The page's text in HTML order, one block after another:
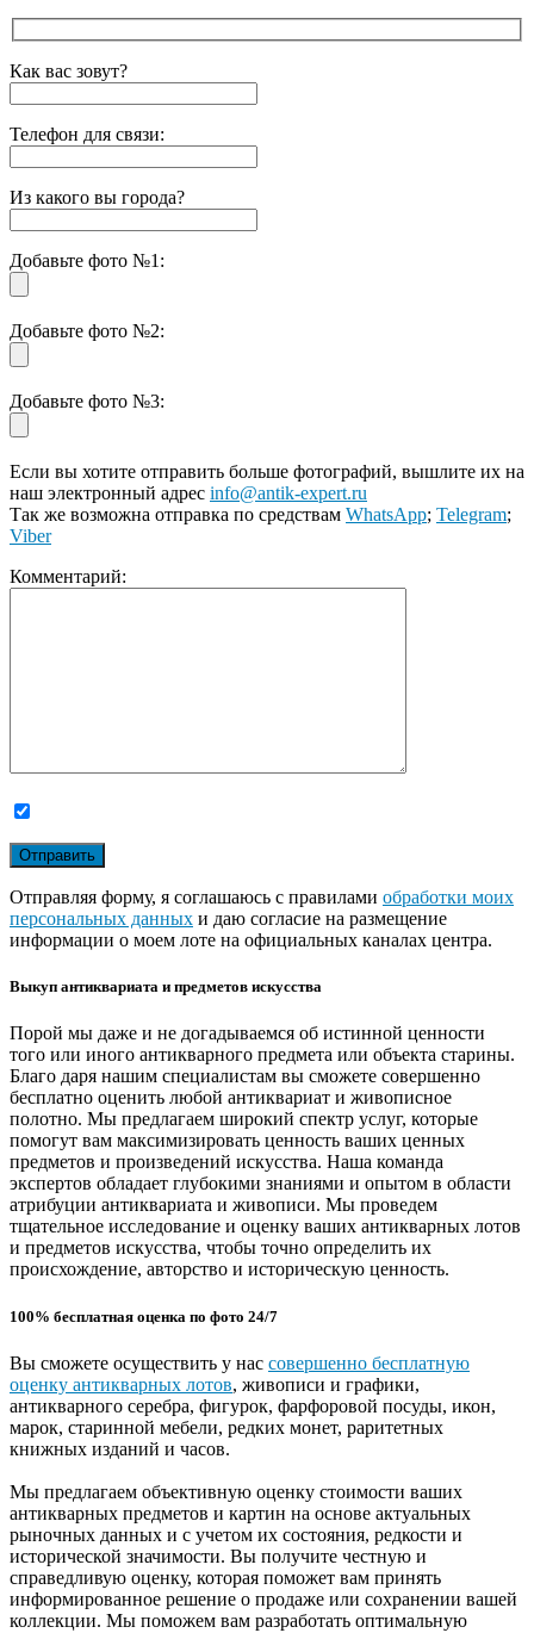
Как вас зовут?
Телефон для связи:
Из какого вы города?
Добавьте фото №1:
Добавьте фото №2:
Добавьте фото №3:
Если вы хотите отправить больше фотографий, вышлите их на
наш электронный адрес info@antik-expert.ru
Так же возможна отправка по средствам WhatsApp; Telegram;
Viber
Комментарий:
Отправляя форму, я соглашаюсь с правилами обработки моих
персональных данных и даю согласие на размещение
информации о моем лоте на официальных каналах центра.
Выкуп антиквариата и предметов искусства
Порой мы даже и не догадываемся об истинной ценности
того или иного антикварного предмета или объекта старины.
Благо даря нашим специалистам вы сможете совершенно
бесплатно оценить любой антиквариат и живописное
полотно. Мы предлагаем широкий спектр услуг, которые
помогут вам максимизировать ценность ваших ценных
предметов и произведений искусства. Наша команда
экспертов обладает глубокими знаниями и опытом в области
атрибуции антиквариата и живописи. Мы проведем
тщательное исследование и оценку ваших антикварных лотов
и предметов искусства, чтобы точно определить их
происхождение, авторство и историческую ценность.
100% бесплатная оценка по фото 24/7
Вы сможете осуществить у нас совершенно бесплатную
оценку антикварных лотов, живописи и графики,
антикварного серебра, фигурок, фарфоровой посуды, икон,
марок, старинной мебели, редких монет, раритетных
книжных изданий и часов.
Мы предлагаем объективную оценку стоимости ваших
антикварных предметов и картин на основе актуальных
рыночных данных и с учетом их состояния, редкости и
исторической значимости. Вы получите честную и
справедливую оценку, которая поможет вам принять
информированное решение о продаже или сохранении вашей
коллекции. Мы поможем вам разработать оптимальную